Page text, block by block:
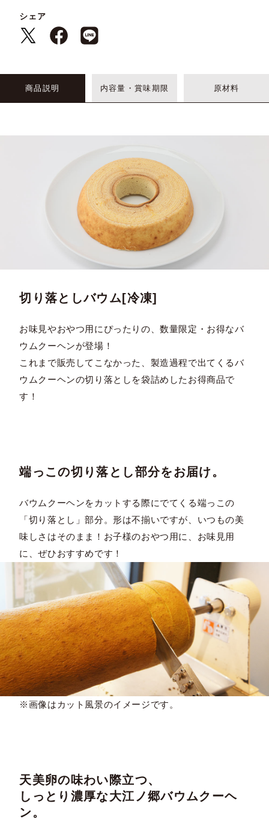
シェア
商品説明 内容量・賞味期限 原材料
切り落としバウム[冷凍]
お味見やおやつ用にぴったりの、数量限定・お得なバ
ウムクーヘンが登場！
これまで販売してこなかった、製造過程で出てくるバ
ウムクーヘンの切り落としを袋詰めしたお得商品で
す！
端っこの切り落とし部分をお届け。
バウムクーヘンをカットする際にでてくる端っこの
「切り落とし」部分。形は不揃いですが、いつもの美
味しさはそのまま！お子様のおやつ用に、お味見用
に、ぜひおすすめです！
※画像はカット風景のイメージです。
天美卵の味わい際立つ、
しっとり濃厚な大江ノ郷バウムクーヘ
ン。